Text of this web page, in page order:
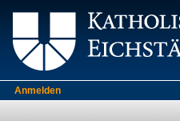
Anmelden